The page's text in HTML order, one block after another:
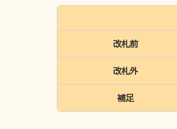
改札前
改札外
補足